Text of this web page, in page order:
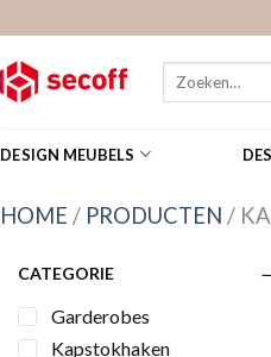
Zoeken
DESIGN MEUBELS
HOME / PRODUCTEN /
CATEGORIE
Garderobes
Kapstokhaken